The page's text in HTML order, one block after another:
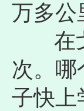
万多公
在戈
次。哪
子快上